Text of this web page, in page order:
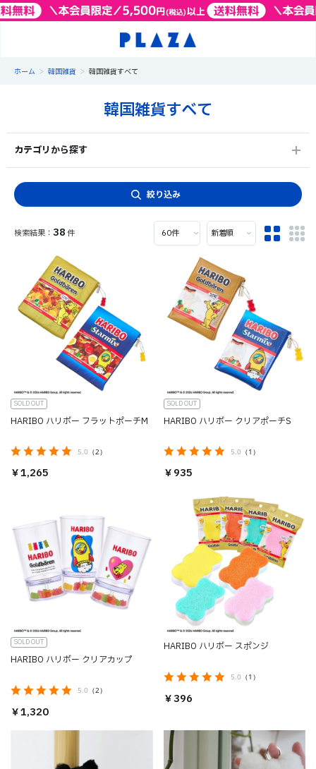
ホーム > 韓国雑貨 > 韓国雑貨すべて
韓国雑貨すべて
カテゴリから探す
絞り込み
38件
SOLD OUT
HARIBO ハリボー フラットポーチM
5.0 （2）
￥1,265
SOLD OUT
HARIBO ハリボー クリアポーチS
5.0 （1）
￥935
SOLD OUT
HARIBO ハリボー クリアカップ
5.0 （2）
￥1,320
HARIBO ハリボー スポンジ
5.0 （1）
￥396